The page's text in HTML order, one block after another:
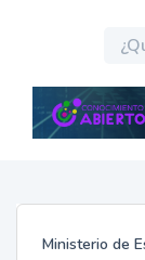
Ministerio de